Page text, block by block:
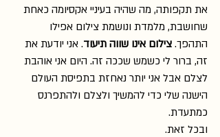
את תקפותה, מה שהיה בעיניי אקסיומה כאחת
שחושבת, מלמדת ונושמת צילום אפילו
התהפך. צילום אינו שווה תיעוד. אני יודעת את
זה, ברור לי כשמש שככה זה. היום אני אוהבת
לצלם אבל אני יותר נאחזת בתפיסת העולם
הישנה שלי כדי להמשיך ולצלם ולהתפרנס
כמתעדת.
ובכל זאת.